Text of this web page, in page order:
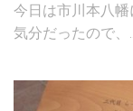
今日は市川本八
気分だったので、